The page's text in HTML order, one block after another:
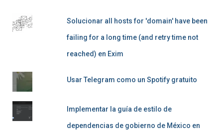
Solucionar all hosts for 'domain' have been
failing for a long time (and retry time not
reached) en Exim
Usar Telegram como un Spotify gratuito
Implementar la guía de estilo de
dependencias de gobierno de México en